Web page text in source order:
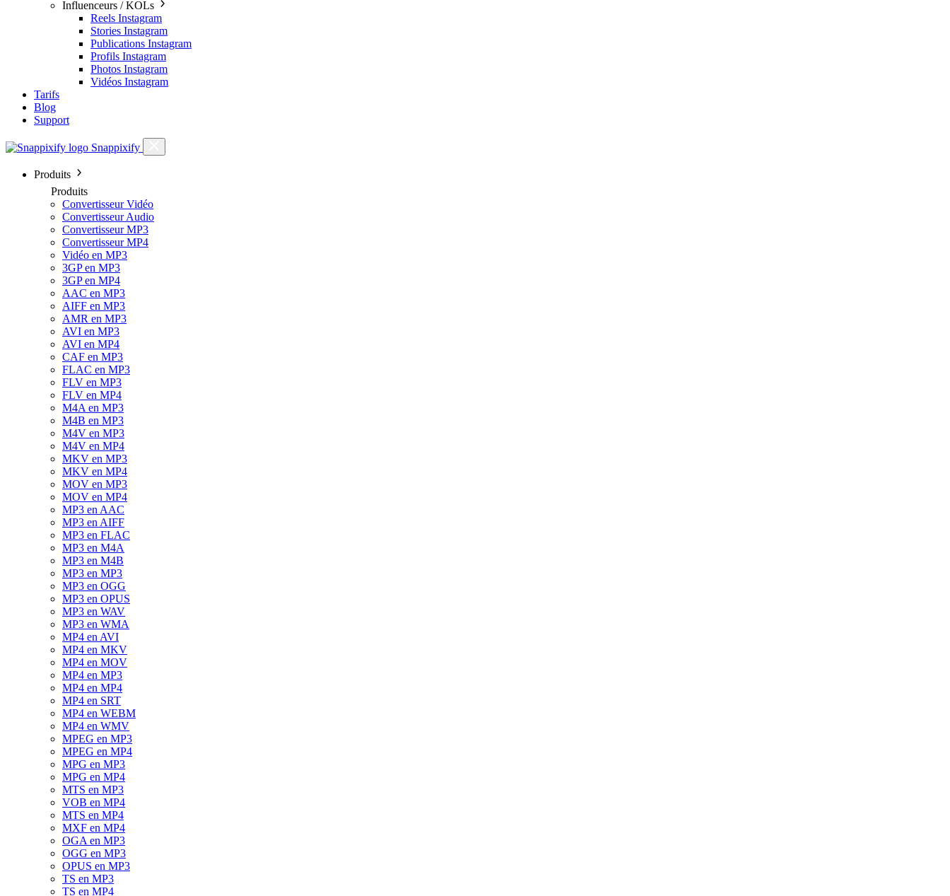
Influenceurs / KOLs
Reels Instagram
Stories Instagram
Publications Instagram
Profils Instagram
Photos Instagram
Vidéos Instagram
Tarifs
Blog
Support
Snappixify
Produits
Produits
Convertisseur Vidéo
Convertisseur Audio
Convertisseur MP3
Convertisseur MP4
Vidéo en MP3
3GP en MP3
3GP en MP4
AAC en MP3
AIFF en MP3
AMR en MP3
AVI en MP3
AVI en MP4
CAF en MP3
FLAC en MP3
FLV en MP3
FLV en MP4
M4A en MP3
M4B en MP3
M4V en MP3
M4V en MP4
MKV en MP3
MKV en MP4
MOV en MP3
MOV en MP4
MP3 en AAC
MP3 en AIFF
MP3 en FLAC
MP3 en M4A
MP3 en M4B
MP3 en MP3
MP3 en OGG
MP3 en OPUS
MP3 en WAV
MP3 en WMA
MP4 en AVI
MP4 en MKV
MP4 en MOV
MP4 en MP3
MP4 en MP4
MP4 en SRT
MP4 en WEBM
MP4 en WMV
MPEG en MP3
MPEG en MP4
MPG en MP3
MPG en MP4
MTS en MP3
VOB en MP4
MTS en MP4
MXF en MP4
OGA en MP3
OGG en MP3
OPUS en MP3
TS en MP3
TS en MP4